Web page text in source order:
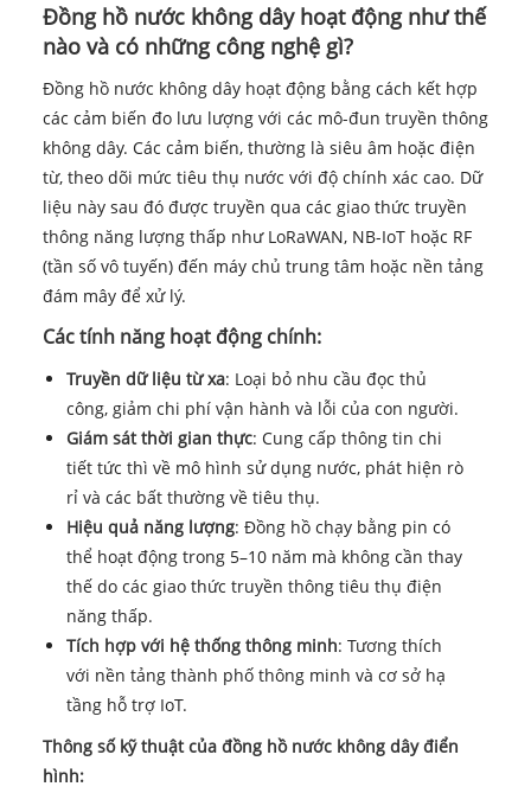
Đồng hồ nước không dây hoạt động như thế
nào và có những công nghệ gì?
Đồng hồ nước không dây hoạt động bằng cách kết hợp
các cảm biến đo lưu lượng với các mô-đun truyền thông
không dây. Các cảm biến, thường là siêu âm hoặc điện
từ, theo dõi mức tiêu thụ nước với độ chính xác cao. Dữ
liệu này sau đó được truyền qua các giao thức truyền
thông năng lượng thấp như LoRaWAN, NB-IoT hoặc RF
(tần số vô tuyến) đến máy chủ trung tâm hoặc nền tảng
đám mây để xử lý.
Các tính năng hoạt động chính:
Truyền dữ liệu từ xa: Loại bỏ nhu cầu đọc thủ
công, giảm chi phí vận hành và lỗi của con người.
Giám sát thời gian thực: Cung cấp thông tin chi
tiết tức thì về mô hình sử dụng nước, phát hiện rò
rỉ và các bất thường về tiêu thụ.
Hiệu quả năng lượng: Đồng hồ chạy bằng pin có
thể hoạt động trong 5–10 năm mà không cần thay
thế do các giao thức truyền thông tiêu thụ điện
năng thấp.
Tích hợp với hệ thống thông minh: Tương thích
với nền tảng thành phố thông minh và cơ sở hạ
tầng hỗ trợ IoT.
Thông số kỹ thuật của đồng hồ nước không dây điển
hình: